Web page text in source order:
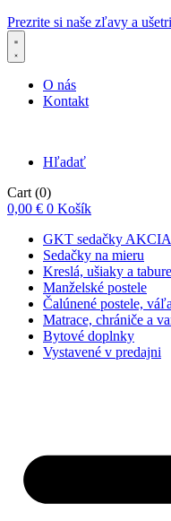
Prezrite si naše zľavy a
O nás
Kontakt
Hľadať
Cart (0)
0,00 € 0 Košík
GKT sedačky AKCIA
Sedačky na mieru
Kreslá, ušiaky a
Manželské postele
Čalúnené postele,
Matrace, chrániče a
Bytové doplnky
Vystavené v predajni